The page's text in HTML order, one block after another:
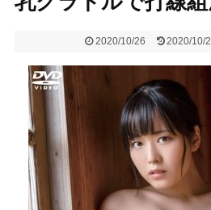
2020/10/26 2020/10/